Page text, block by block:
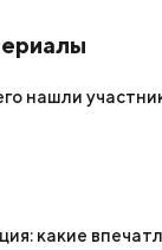
нашли
какие